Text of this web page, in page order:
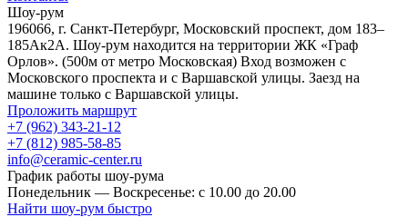
Шоу-рум
196066, г. Санкт-Петербург, Московский проспект, дом 183–
185Ак2А. Шоу-рум находится на территории ЖК «Граф
Орлов». (500м от метро Московская) Вход возможен с
Московского проспекта и с Варшавской улицы. Заезд на
машине только с Варшавской улицы.
Проложить маршрут
+7 (962) 343-21-12
+7 (812) 985-58-85
info@ceramic-center.ru
График работы шоу-рума
Понедельник — Воскресенье: с 10.00 до 20.00
Найти шоу-рум быстро